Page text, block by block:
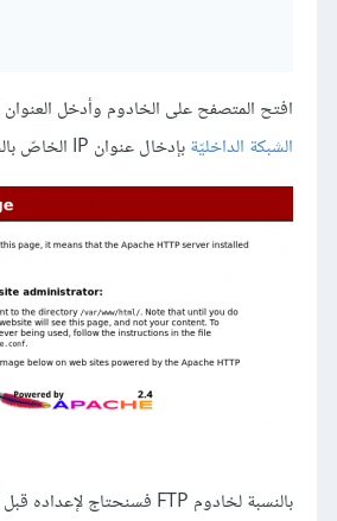
افتح المتصفح على الخادوم وأدخل العنوان
الشبكة الداخليّةبإدخال عنوان IP الخاصّ بالخادوم؛ مثلا
بالنسبة لخادوم FTP فسنحتاج لإعداده قبل أن نتأكد من أنه يعمل على النحو المطلوب؛ وهو ما سنفعله بعد قليل.